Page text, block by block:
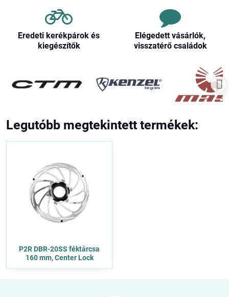
Eredeti kerékpárok és
kiegészítők
Elégedett vásárlók,
visszatérő családok
Legutóbb megtekintett termékek:
P2R DBR-20SS féktárcsa
160 mm, Center Lock